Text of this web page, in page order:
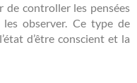
de controller les pensées
observer. Ce type de
d’être conscient et la